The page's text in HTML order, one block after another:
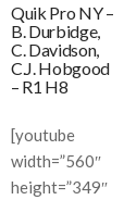
Quik Pro NY –
B. Durbidge,
C. Davidson,
C.J. Hobgood
– R1 H8
[youtube
width=”560″
height=”349″